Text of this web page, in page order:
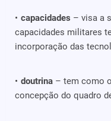
capacidades – visa a
capacidades militares
incorporação das
doutrina – tem como
concepção do quadro